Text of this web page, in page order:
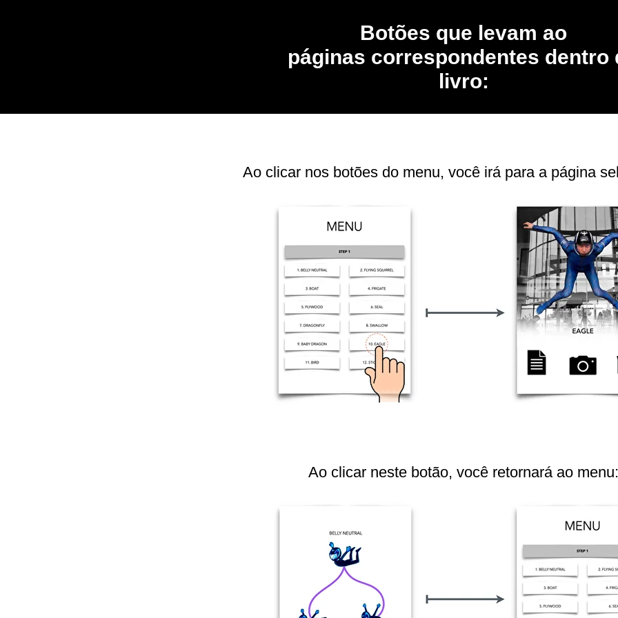
Botões que levam ao
páginas correspondentes dentro
livro:
Ao clicar nos botões do menu, você irá para a página
Ao clicar neste botão, você retornará ao menu: